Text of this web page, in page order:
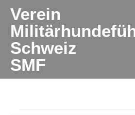
Verein
Schweiz
SMF